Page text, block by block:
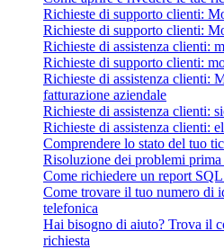
Richieste di supporto clienti:
Richieste di supporto clienti:
Richieste di assistenza clienti:
Richieste di supporto clienti:
Richieste di assistenza clienti:
fatturazione aziendale
Richieste di assistenza clienti:
Richieste di assistenza clienti:
Comprendere lo stato del tuo
Risoluzione dei problemi prima
Come richiedere un report
Come trovare il tuo numero di
telefonica
Hai bisogno di aiuto? Trova il
richiesta